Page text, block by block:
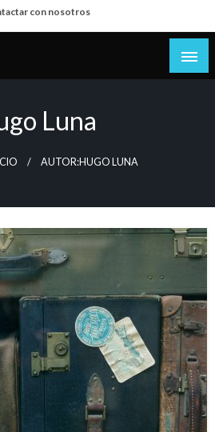
con nosotros
Luna
AUTOR:HUGO LUNA